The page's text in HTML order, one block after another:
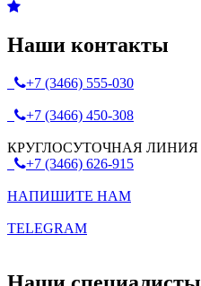
Наши контакты
+7 (3466) 555-030
+7 (3466) 450-308
КРУГЛОСУТОЧНАЯ ЛИНИЯ
+7 (3466) 626-915
НАПИШИТЕ НАМ
TELEGRAM